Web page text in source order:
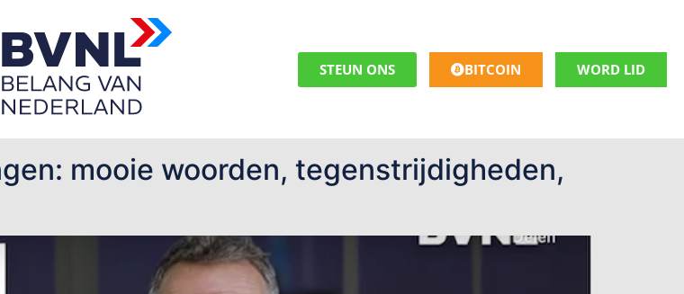
STEUN ONS BITCOIN WORD LID
mooie woorden, tegenstrijdigheden,